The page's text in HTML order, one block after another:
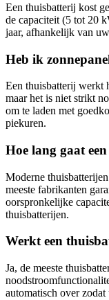
Een thuisbatterij kost
de capaciteit (5 tot 20
jaar, afhankelijk van
Heb ik
Een thuisbatterij werkt
maar het is niet strikt
om te laden met
piekuren.
Hoe lang gaat
Moderne
meeste fabrikanten
oorspronkelijke
thuisbatterijen.
Werkt een
Ja, de meeste
automatisch over